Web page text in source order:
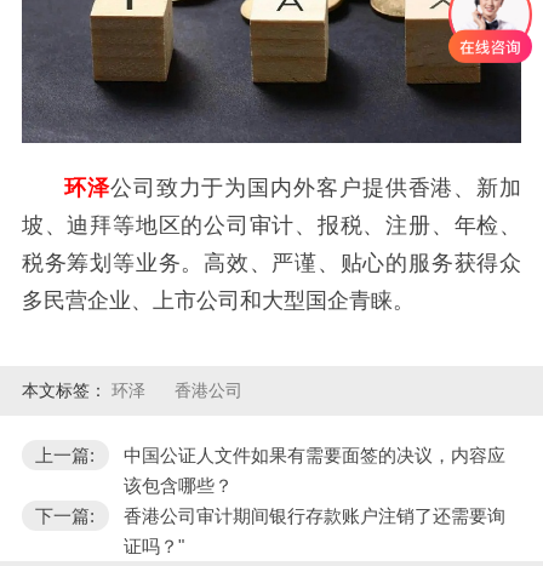
环泽公司致力于为国内外客户提供香港、新加
坡、迪拜等地区的公司审计、报税、注册、年检、
税务筹划等业务。高效、严谨、贴心的服务获得众
多民营企业、上市公司和大型国企青睐。
本文标签： 环泽 香港公司
上一篇:
中国公证人文件如果有需要面签的决议，内容应
该包含哪些？
下一篇:
香港公司审计期间银行存款账户注销了还需要询
证吗？"